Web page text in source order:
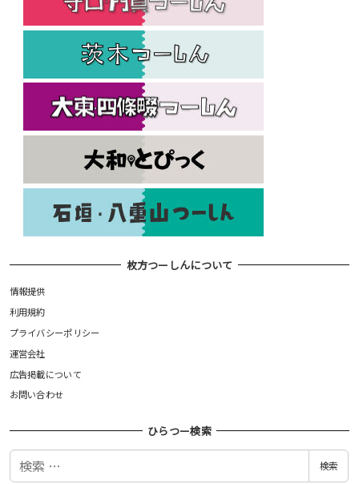
枚方つーしんについて
情報提供
利用規約
プライバシーポリシー
運営会社
広告掲載について
お問い合わせ
ひらつー検索
検
検索